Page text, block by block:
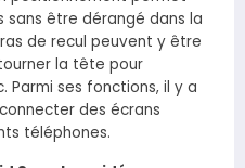
sans être dérangé dans la
de recul peuvent y être
la tête pour
ses fonctions, il y a
des écrans
téléphones.